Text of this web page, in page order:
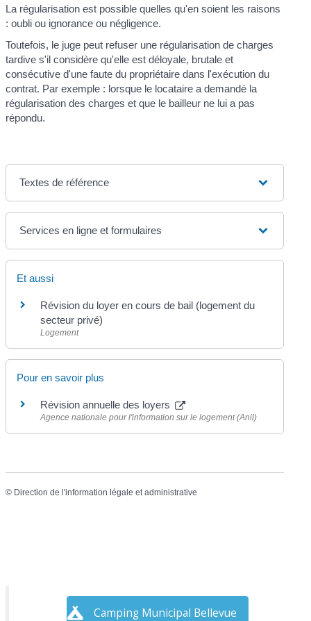
La régularisation est possible quelles qu'en soient les raisons
: oubli ou ignorance ou négligence.
Toutefois, le juge peut refuser une régularisation de charges
tardive s'il considère qu'elle est déloyale, brutale et
consécutive d'une faute du propriétaire dans l'exécution du
contrat. Par exemple : lorsque le locataire a demandé la
régularisation des charges et que le bailleur ne lui a pas
répondu.
Textes de référence
Services en ligne et formulaires
Et aussi
Révision du loyer en cours de bail (logement du
secteur privé)
Logement
Pour en savoir plus
Révision annuelle des loyers
Agence nationale pour l'information sur le logement (Anil)
© Direction de l'information légale et administrative
Camping Municipal Bellevue